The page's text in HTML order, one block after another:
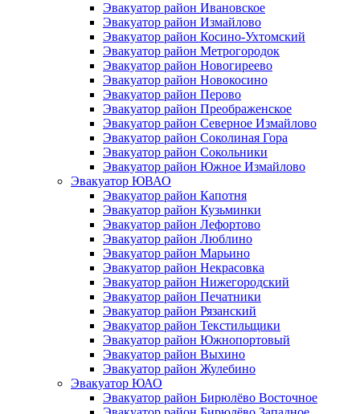
Эвакуатор район Ивановское
Эвакуатор район Измайлово
Эвакуатор район Косино-Ухтомский
Эвакуатор район Метрогородок
Эвакуатор район Новогиреево
Эвакуатор район Новокосино
Эвакуатор район Перово
Эвакуатор район Преображенское
Эвакуатор район Северное Измайлово
Эвакуатор район Соколиная Гора
Эвакуатор район Сокольники
Эвакуатор район Южное Измайлово
Эвакуатор ЮВАО
Эвакуатор район Капотня
Эвакуатор район Кузьминки
Эвакуатор район Лефортово
Эвакуатор район Люблино
Эвакуатор район Марьино
Эвакуатор район Некрасовка
Эвакуатор район Нижегородский
Эвакуатор район Печатники
Эвакуатор район Рязанский
Эвакуатор район Текстильщики
Эвакуатор район Южнопортовый
Эвакуатор район Выхино
Эвакуатор район Жулебино
Эвакуатор ЮАО
Эвакуатор район Бирюлёво Восточное